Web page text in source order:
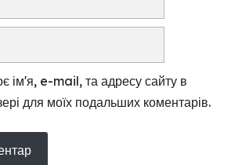
ім'я, e-mail, та адресу сайту в
для моїх подальших коментарів.